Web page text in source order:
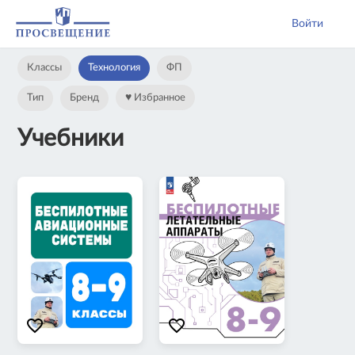
Войти
Классы Технология ФП
Тип Бренд ♥ Избранное
Учебники
favorite_border favorite_border